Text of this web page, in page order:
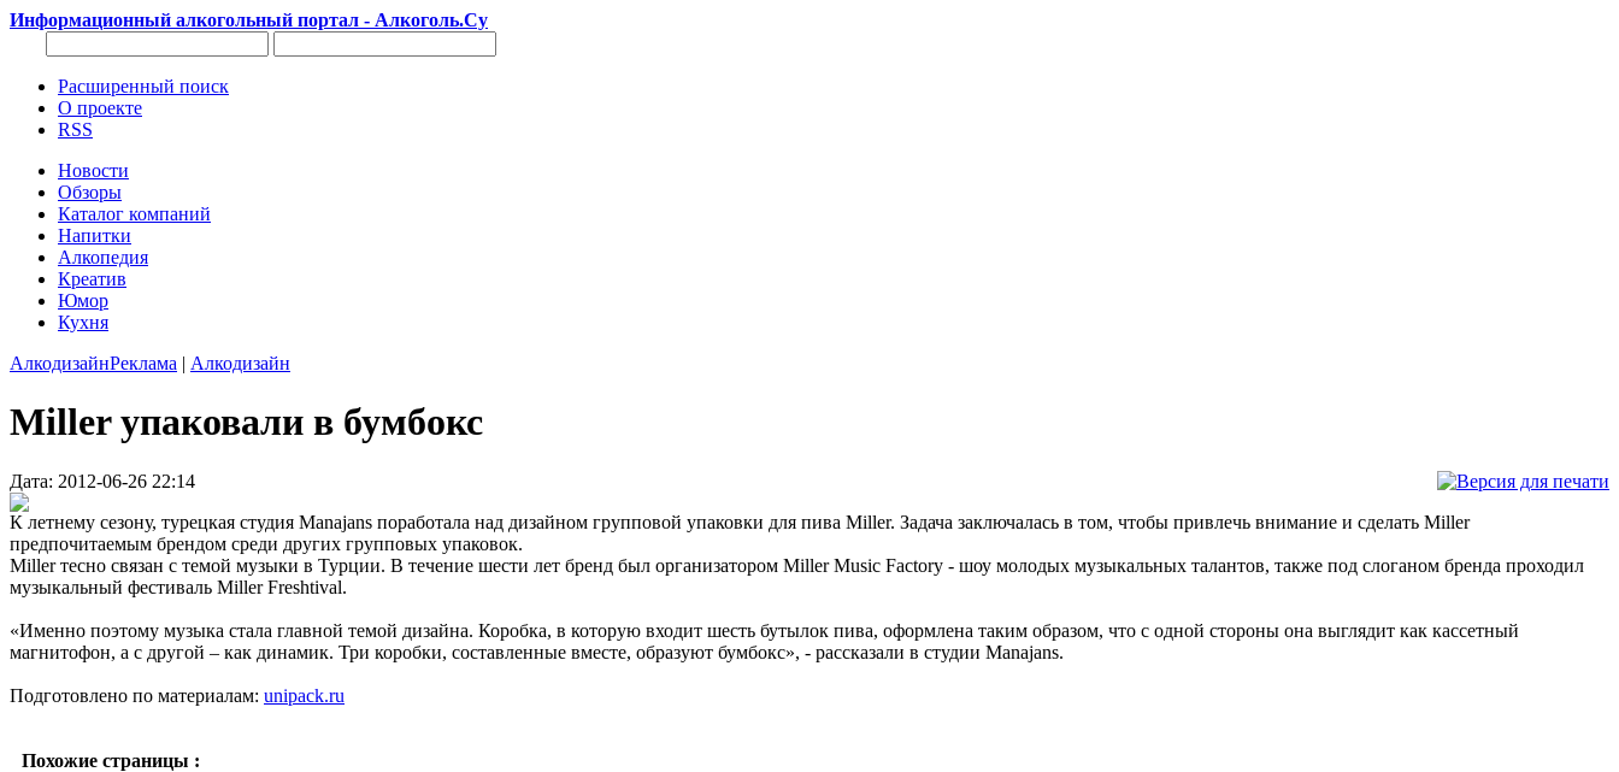
Информационный алкогольный портал - Алкоголь.Су
Расширенный поиск
О проекте
RSS
Новости
Обзоры
Каталог компаний
Напитки
Алкопедия
Креатив
Юмор
Кухня
АлкодизайнРеклама | Алкодизайн
Miller упаковали в бумбокс
Дата: 2012-06-26 22:14
К летнему сезону, турецкая студия Manajans поработала над дизайном групповой упаковки для пива Miller. Задача заключалась в том, чтобы привлечь внимание и сделать Miller
предпочитаемым брендом среди других групповых упаковок.
Miller тесно связан с темой музыки в Турции. В течение шести лет бренд был организатором Miller Music Factory - шоу молодых музыкальных талантов, также под слоганом бренда проходил
музыкальный фестиваль Miller Freshtival.
«Именно поэтому музыка стала главной темой дизайна. Коробка, в которую входит шесть бутылок пива, оформлена таким образом, что с одной стороны она выглядит как кассетный
магнитофон, а с другой – как динамик. Три коробки, составленные вместе, образуют бумбокс», - рассказали в студии Manajans.
Подготовлено по материалам: unipack.ru
Похожие страницы :